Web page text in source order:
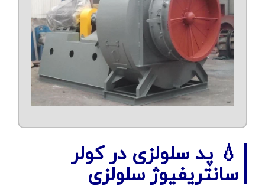
💧 پد سلولزی در کولر
سانتریفیوژ سلولزی